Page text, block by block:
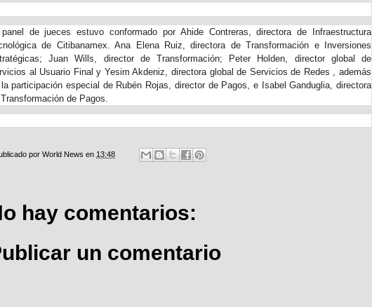
de jueces estuvo conformado por Ahide Contreras, directora de Infraestructura
de Citibanamex. Ana Elena Ruiz, directora de Transformación e Inversiones
Juan Wills, director de Transformación; Peter Holden, director global de
al Usuario Final y Yesim Akdeniz, directora global de Servicios de Redes , además
participación especial de Rubén Rojas, director de Pagos, e Isabel Ganduglia, directora
de Pagos.
por World News en 13:48
hay comentarios:
un comentario